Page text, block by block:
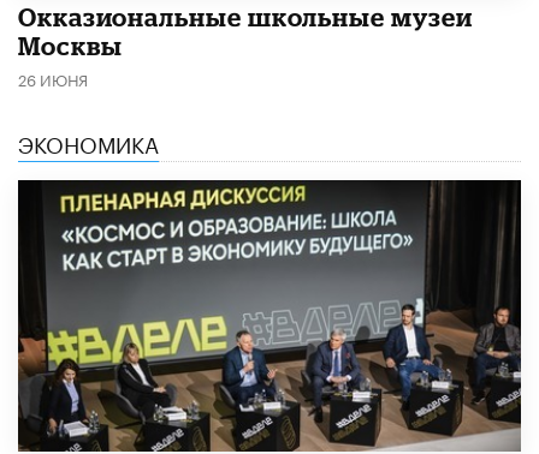
​Окказиональные школьные музеи
Москвы
26 ИЮНЯ
ЭКОНОМИКА